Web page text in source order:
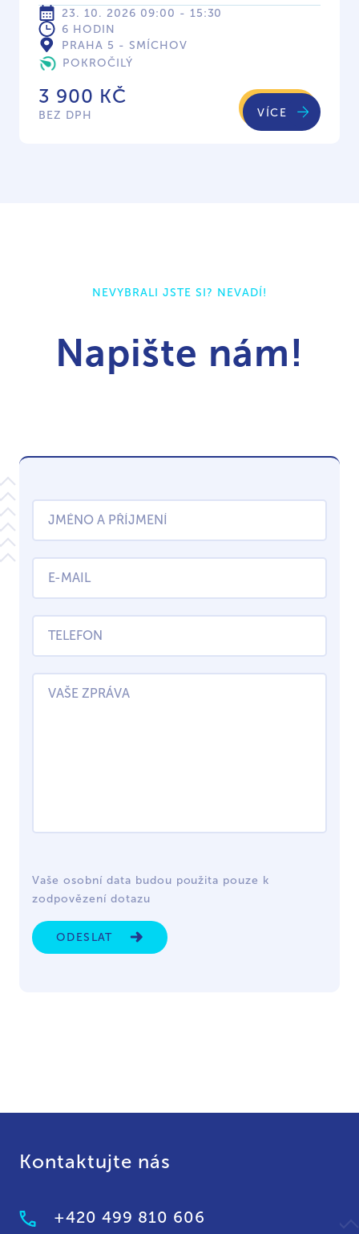
23. 10. 2026 09:00 - 15:30
6 HODIN
PRAHA 5 - SMÍCHOV
POKROČILÝ
3 900 KČ
BEZ DPH VÍCE
NEVYBRALI JSTE SI? NEVADÍ!
Napište nám!
Vaše osobní data budou použita pouze k
zodpovězení dotazu
ODESLAT
Kontaktujte nás
+420 499 810 606